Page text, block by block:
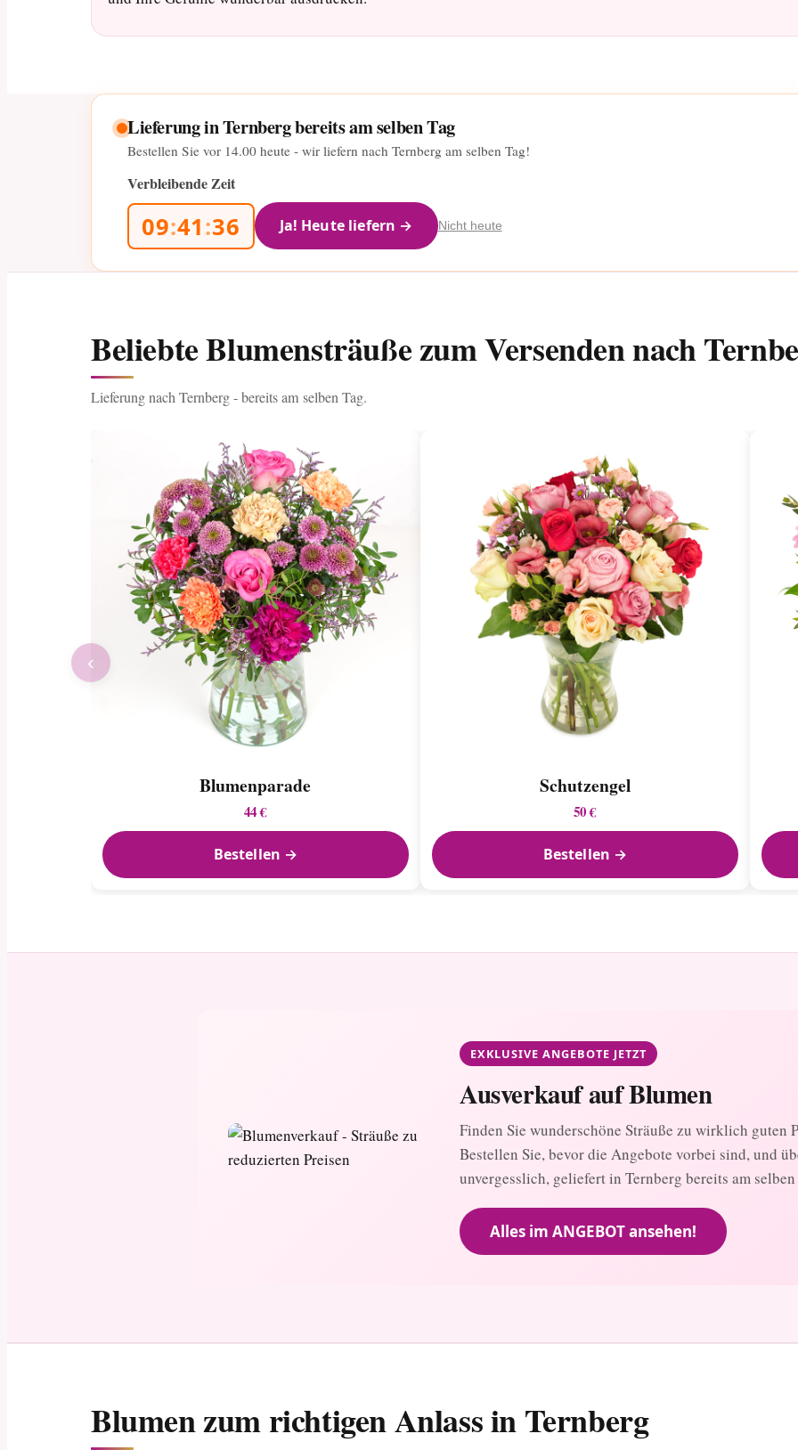
Lieferung in Ternberg bereits am selben Tag
Bestellen Sie vor 14.00 heute - wir liefern nach Ternberg am selben Tag!
Verbleibende Zeit
09:41:35 Ja! Heute liefern → Nicht heute
Beliebte Blumensträuße zum Versenden nach
Lieferung nach Ternberg - bereits am selben Tag.
Blumenparade
44 €
Bestellen →
Schutzengel
50 €
Bestellen →
‹
EXKLUSIVE ANGEBOTE JETZT
Ausverkauf auf Blumen
Finden Sie wunderschöne Sträuße zu wirklich guten
Bestellen Sie, bevor die Angebote vorbei sind, und
unvergesslich, geliefert in Ternberg bereits am selben
Alles im ANGEBOT ansehen!
Blumen zum richtigen Anlass in Ternberg